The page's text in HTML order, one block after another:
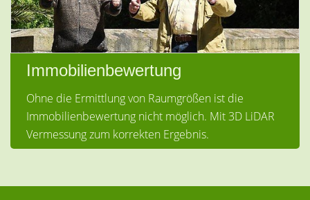
Immobilienbewertung
Ohne die Ermittlung von Raumgrößen ist die
Immobilienbewertung nicht möglich. Mit 3D LiDAR
Vermessung zum korrekten Ergebnis.